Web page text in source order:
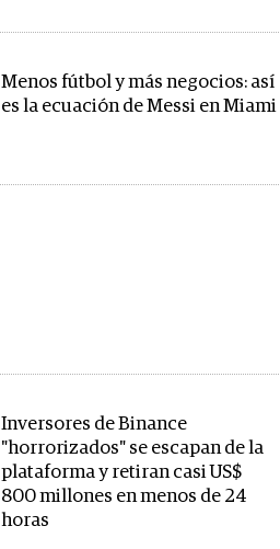
Menos fútbol y más negocios: así
es la ecuación de Messi en Miami
Inversores de Binance
"horrorizados" se escapan de la
plataforma y retiran casi US$
800 millones en menos de 24
horas